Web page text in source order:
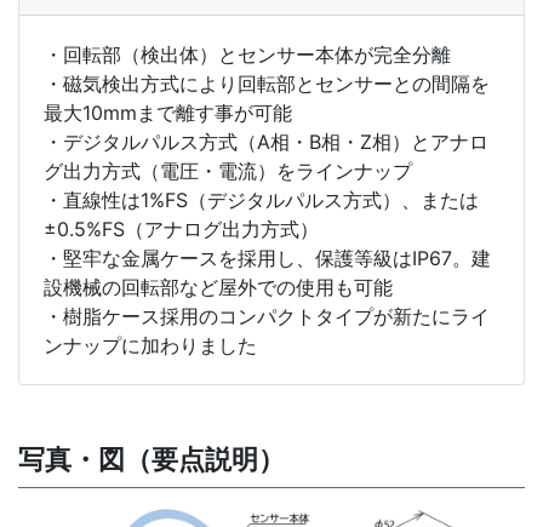
・回転部（検出体）とセンサー本体が完全分離
・磁気検出方式により回転部とセンサーとの間隔を
最大10mmまで離す事が可能
・デジタルパルス方式（A相・B相・Z相）とアナロ
グ出力方式（電圧・電流）をラインナップ
・直線性は1%FS（デジタルパルス方式）、または
±0.5%FS（アナログ出力方式）
・堅牢な金属ケースを採用し、保護等級はIP67。建
設機械の回転部など屋外での使用も可能
・樹脂ケース採用のコンパクトタイプが新たにライ
ンナップに加わりました
写真・図（要点説明）